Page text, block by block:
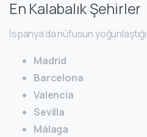
En Kalabalık Şehirler
İspanya’da nüfusun
Madrid
Barcelona
Valencia
Sevilla
Málaga